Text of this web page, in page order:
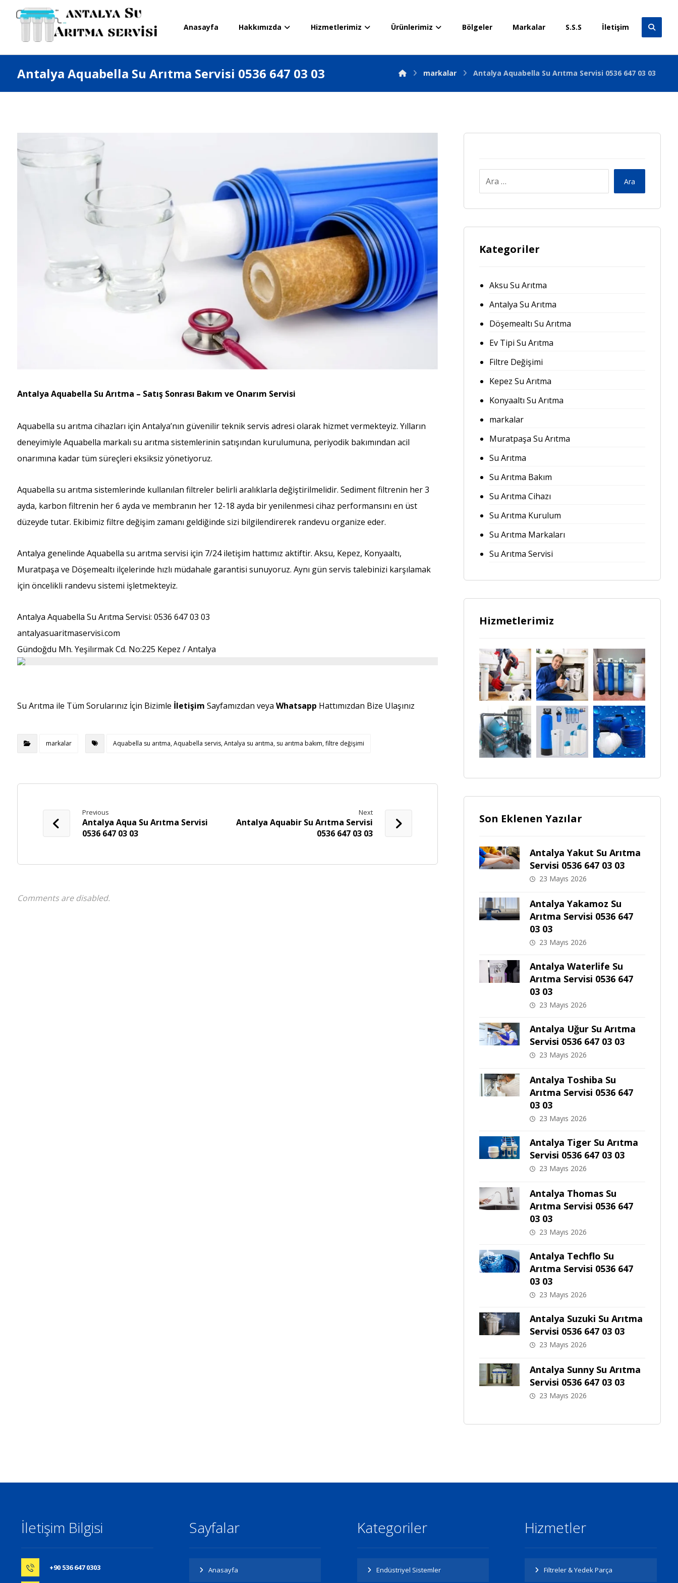
Anasayfa Hakkımızda Hizmetlerimiz Ürünlerimiz Bölgeler Markalar S.S.S İletişim
Antalya Aquabella Su Arıtma Servisi 0536 647 03 03 markalar Antalya Aquabella Su Arıtma Servisi 0536 647 03 03
Antalya Aquabella Su Arıtma – Satış Sonrası Bakım ve Onarım Servisi
Aquabella su arıtma cihazları için Antalya’nın güvenilir teknik servis adresi olarak hizmet vermekteyiz. Yılların
deneyimiyle Aquabella markalı su arıtma sistemlerinin satışından kurulumuna, periyodik bakımından acil
onarımına kadar tüm süreçleri eksiksiz yönetiyoruz.
Aquabella su arıtma sistemlerinde kullanılan filtreler belirli aralıklarla değiştirilmelidir. Sediment filtrenin her 3
ayda, karbon filtrenin her 6 ayda ve membranın her 12-18 ayda bir yenilenmesi cihaz performansını en üst
düzeyde tutar. Ekibimiz filtre değişim zamanı geldiğinde sizi bilgilendirerek randevu organize eder.
Antalya genelinde Aquabella su arıtma servisi için 7/24 iletişim hattımız aktiftir. Aksu, Kepez, Konyaaltı,
Muratpaşa ve Döşemealtı ilçelerinde hızlı müdahale garantisi sunuyoruz. Aynı gün servis talebinizi karşılamak
için öncelikli randevu sistemi işletmekteyiz.
Antalya Aquabella Su Arıtma Servisi: 0536 647 03 03
antalyasuaritmaservisi.com
Gündoğdu Mh. Yeşilırmak Cd. No:225 Kepez / Antalya
Su Arıtma ile Tüm Sorularınız İçin Bizimle İletişim Sayfamızdan veya Whatsapp Hattımızdan Bize Ulaşınız
markalar Aquabella su arıtma, Aquabella servis, Antalya su arıtma, su arıtma bakım, filtre değişimi
Previous
Antalya Aqua Su Arıtma Servisi
0536 647 03 03
Next
Antalya Aquabir Su Arıtma Servisi
0536 647 03 03
Comments are disabled.
Ara
Kategoriler
Aksu Su Arıtma
Antalya Su Arıtma
Döşemealtı Su Arıtma
Ev Tipi Su Arıtma
Filtre Değişimi
Kepez Su Arıtma
Konyaaltı Su Arıtma
markalar
Muratpaşa Su Arıtma
Su Arıtma
Su Arıtma Bakım
Su Arıtma Cihazı
Su Arıtma Kurulum
Su Arıtma Markaları
Su Arıtma Servisi
Hizmetlerimiz
Son Eklenen Yazılar
Antalya Yakut Su Arıtma
Servisi 0536 647 03 03
23 Mayıs 2026
Antalya Yakamoz Su
Arıtma Servisi 0536 647
03 03
23 Mayıs 2026
Antalya Waterlife Su
Arıtma Servisi 0536 647
03 03
23 Mayıs 2026
Antalya Uğur Su Arıtma
Servisi 0536 647 03 03
23 Mayıs 2026
Antalya Toshiba Su
Arıtma Servisi 0536 647
03 03
23 Mayıs 2026
Antalya Tiger Su Arıtma
Servisi 0536 647 03 03
23 Mayıs 2026
Antalya Thomas Su
Arıtma Servisi 0536 647
03 03
23 Mayıs 2026
Antalya Techflo Su
Arıtma Servisi 0536 647
03 03
23 Mayıs 2026
Antalya Suzuki Su Arıtma
Servisi 0536 647 03 03
23 Mayıs 2026
Antalya Sunny Su Arıtma
Servisi 0536 647 03 03
23 Mayıs 2026
İletişim Bilgisi
+90 536 647 0303
Sayfalar
Anasayfa
Kategoriler
Endüstriyel Sistemler
Hizmetler
Filtreler & Yedek Parça